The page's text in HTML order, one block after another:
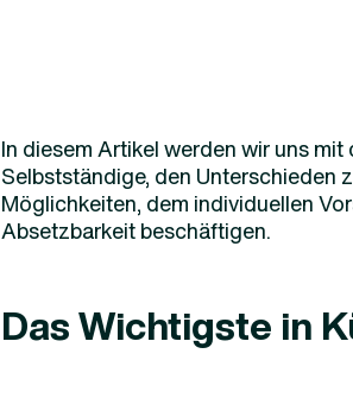
In diesem Artikel werden wir uns
Selbstständige, den Unterschieden
Möglichkeiten, dem individuellen
Absetzbarkeit beschäftigen.
Das Wichtigste in